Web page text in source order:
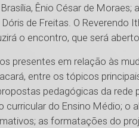
Ênio César de Moraes;
de Freitas. O Reverendo
o encontro, que será
presentes em relação às
entre os tópicos
pedagógicas da
curricular do Ensino Médio; o
as formatações do